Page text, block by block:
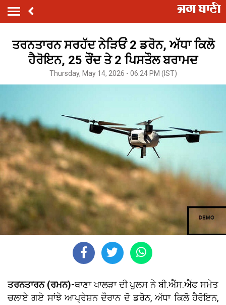
ਤਰਨਤਾਰਨ ਸਰਹੱਦ ਨੇੜਿਓਂ 2 ਡਰੋਨ, ਅੱਧਾ ਕਿਲੋ
ਹੈਰੋਇਨ, 25 ਰੌਂਦ ਤੇ 2 ਪਿਸਤੌਲ ਬਰਾਮਦ
Thursday, May 14, 2026 - 06:24 PM (IST)
ਤਰਨਤਾਰਨ (ਰਮਨ)-ਥਾਣਾ ਖਾਲੜਾ ਦੀ ਪੁਲਸ ਨੇ ਬੀ.ਐੱਸ.ਐੱਫ ਸਮੇਤ
ਚਲਾਏ ਗਏ ਸਾਂਝੇ ਆਪ੍ਰੇਸ਼ਨ ਦੌਰਾਨ ਦੋ ਡਰੋਨ, ਅੱਧਾ ਕਿਲੋ ਹੈਰੋਇਨ,